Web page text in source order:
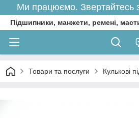
Ми працюємо. Звертайтесь
Підшипники, манжети, ремені,
Товари та послуги Кулькові